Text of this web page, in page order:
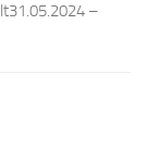
–